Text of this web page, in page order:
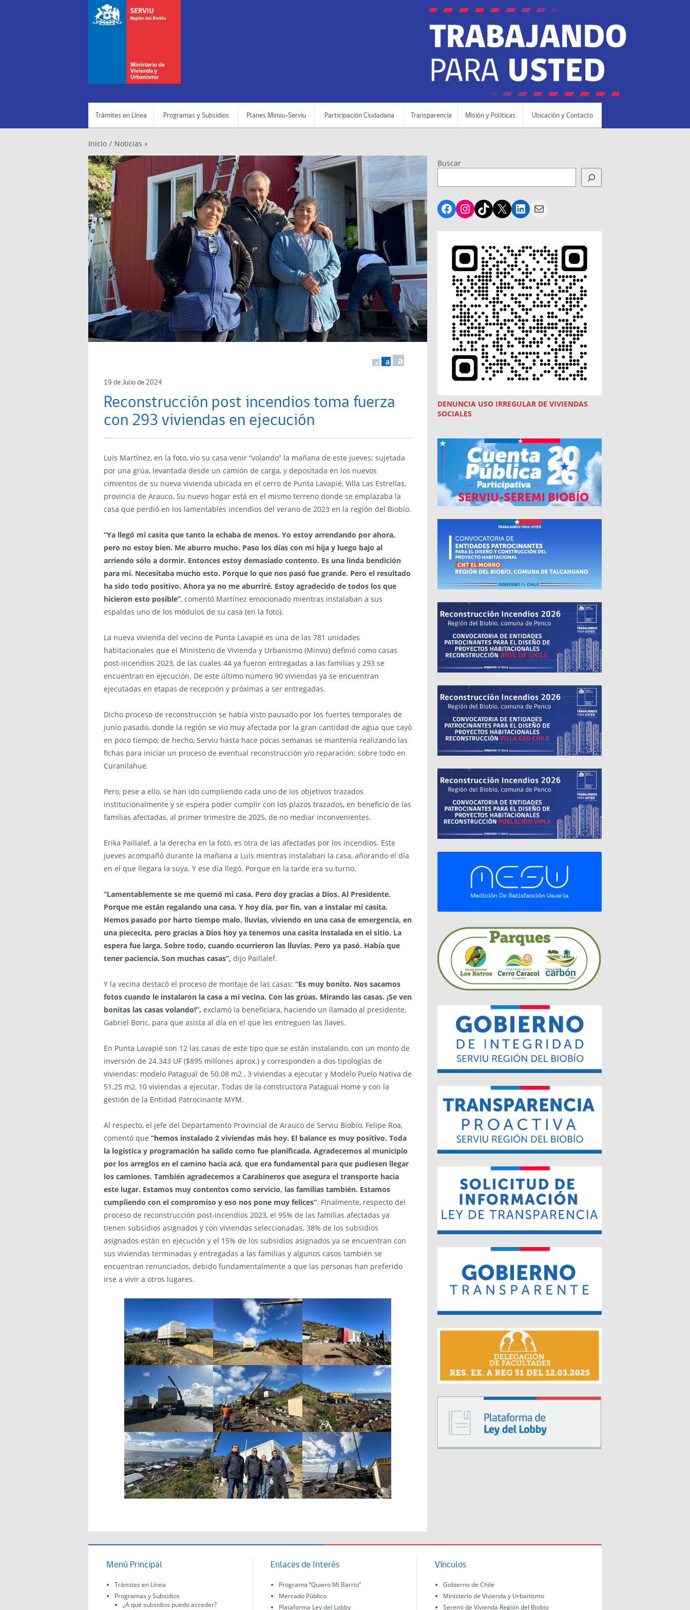
Trámites en Línea Programas y Subsidios Planes Minvu-Serviu Participación Ciudadana Transparencia Misión y Políticas Ubicación y Contacto
Inicio / Noticias »
a a a
19 de Julio de 2024
Reconstrucción post incendios toma fuerza
con 293 viviendas en ejecución
Luis Martínez, en la foto, vio su casa venir “volando” la mañana de este jueves; sujetada
por una grúa, levantada desde un camión de carga, y depositada en los nuevos
cimientos de su nueva vivienda ubicada en el cerro de Punta Lavapié, Villa Las Estrellas,
provincia de Arauco. Su nuevo hogar está en el mismo terreno donde se emplazaba la
casa que perdió en los lamentables incendios del verano de 2023 en la región del Biobío.
“Ya llegó mi casita que tanto la echaba de menos. Yo estoy arrendando por ahora,
pero no estoy bien. Me aburro mucho. Paso los días con mi hija y luego bajo al
arriendo sólo a dormir. Entonces estoy demasiado contento. Es una linda bendición
para mí. Necesitaba mucho esto. Porque lo que nos pasó fue grande. Pero el resultado
ha sido todo positivo. Ahora ya no me aburriré. Estoy agradecido de todos los que
hicieron esto posible”, comentó Martínez emocionado mientras instalaban a sus
espaldas uno de los módulos de su casa (en la foto).
La nueva vivienda del vecino de Punta Lavapié es una de las 781 unidades
habitacionales que el Ministerio de Vivienda y Urbanismo (Minvu) definió como casas
post-incendios 2023, de las cuales 44 ya fueron entregadas a las familias y 293 se
encuentran en ejecución. De este último número 90 viviendas ya se encuentran
ejecutadas en etapas de recepción y próximas a ser entregadas.
Dicho proceso de reconstrucción se había visto pausado por los fuertes temporales de
junio pasado, donde la región se vio muy afectada por la gran cantidad de agua que cayó
en poco tiempo; de hecho, Serviu hasta hace pocas semanas se mantenía realizando las
fichas para iniciar un proceso de eventual reconstrucción y/o reparación; sobre todo en
Curanilahue.
Pero, pese a ello, se han ido cumpliendo cada uno de los objetivos trazados
institucionalmente y se espera poder cumplir con los plazos trazados, en beneficio de las
familias afectadas, al primer trimestre de 2025, de no mediar inconvenientes.
Erika Paillalef, a la derecha en la foto, es otra de las afectadas por los incendios. Este
jueves acompañó durante la mañana a Luis mientras instalaban la casa, añorando el día
en el que llegara la suya. Y ese día llegó. Porque en la tarde era su turno.
“Lamentablemente se me quemó mi casa. Pero doy gracias a Dios. Al Presidente.
Porque me están regalando una casa. Y hoy día, por fin, van a instalar mi casita.
Hemos pasado por harto tiempo malo, lluvias, viviendo en una casa de emergencia, en
una piececita, pero gracias a Dios hoy ya tenemos una casita instalada en el sitio. La
espera fue larga. Sobre todo, cuando ocurrieron las lluvias. Pero ya pasó. Había que
tener paciencia. Son muchas casas”, dijo Paillalef.
Y la vecina destacó el proceso de montaje de las casas: “Es muy bonito. Nos sacamos
fotos cuando le instalaron la casa a mi vecina. Con las grúas. Mirando las casas. ¡Se ven
bonitas las casas volando!”, exclamó la beneficiara, haciendo un llamado al presidente,
Gabriel Boric, para que asista al día en el que les entreguen las llaves.
En Punta Lavapié son 12 las casas de este tipo que se están instalando, con un monto de
inversión de 24.343 UF ($895 millones aprox.) y corresponden a dos tipologías de
viviendas: modelo Patagual de 50.08 m2 , 3 viviendas a ejecutar y Modelo Puelo Nativa de
51.25 m2, 10 viviendas a ejecutar. Todas de la constructora Patagual Home y con la
gestión de la Entidad Patrocinante MYM.
Al respecto, el jefe del Departamento Provincial de Arauco de Serviu Biobío, Felipe Roa,
comentó que “hemos instalado 2 viviendas más hoy. El balance es muy positivo. Toda
la logística y programación ha salido como fue planificada. Agradecemos al municipio
por los arreglos en el camino hacia acá, que era fundamental para que pudiesen llegar
los camiones. También agradecemos a Carabineros que asegura el transporte hacia
este lugar. Estamos muy contentos como servicio, las familias también. Estamos
cumpliendo con el compromiso y eso nos pone muy felices”. Finalmente, respecto del
proceso de reconstrucción post-incendios 2023, el 95% de las familias afectadas ya
tienen subsidios asignados y con viviendas seleccionadas. 38% de los subsidios
asignados están en ejecución y el 15% de los subsidios asignados ya se encuentran con
sus viviendas terminadas y entregadas a las familias y algunos casos también se
encuentran renunciados, debido fundamentalmente a que las personas han preferido
irse a vivir a otros lugares.
Buscar
Facebook
Instagram
TikTok
X LinkedIn
Mail
DENUNCIA USO IRREGULAR DE VIVIENDAS
SOCIALES
Menú Principal
Trámites en Línea
Programas y Subsidios
¿A qué subsidios puedo acceder?
Enlaces de Interés
Programa “Quiero Mi Barrio”
Mercado Público
Plataforma Ley del Lobby
Vínculos
Gobierno de Chile
Ministerio de Vivienda y Urbanismo
Seremi de Vivienda Región del Biobio